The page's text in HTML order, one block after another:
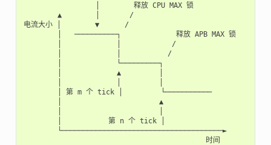
                 │        释放 CPU MAX 锁
        ▲        │       /
电流大小 │        ▼      /
        │   ──────────┐             释放 APB MAX 锁
        │             │            /
        │             │           /
        │             └─────────┐
        │             ▲         │
        │ 第 m 个 tick │         └───────────
        │                       ▲
        │           第 n 个 tick │
        └──────────────────────────────────────►
                                           时间